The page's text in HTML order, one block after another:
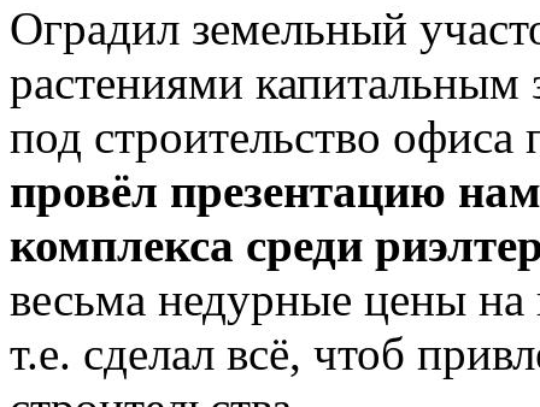
Оградил земельный
растениями капитальным
под строительство
провёл презентацию
комплекса среди
весьма недурные цены
т.е. сделал всё, чтоб